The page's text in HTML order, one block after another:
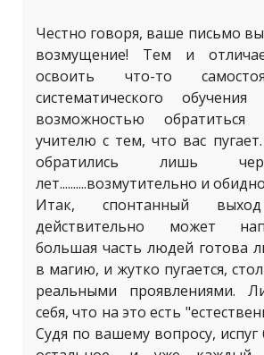
Честно говоря, ваше письмо
возмущение! Тем и
освоить что-то
систематического
возможностью
учителю с тем, что вас
обратились лишь
лет..........возмутительно и
Итак, спонтанный
действительно может
большая часть людей готова
в магию, и жутко пугается,
реальными проявлениями.
себя, что на это есть
Судя по вашему вопросу, испуг